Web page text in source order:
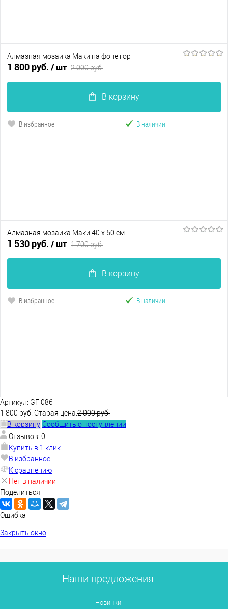
Алмазная мозаика Маки на фоне гор
1 800 руб. / шт 2 000 руб.
В корзину
В избранное В наличии
Алмазная мозаика Маки 40 х 50 см
1 530 руб. / шт 1 700 руб.
В корзину
В избранное В наличии
Артикул: GF 086
1 800 руб. Старая цена:2 000 руб.
В корзину Сообщить о поступлении
Отзывов: 0
Купить в 1 клик
В избранное
К сравнению
Нет в наличии
Поделиться
Ошибка
Закрыть окно
Наши предложения
Новинки